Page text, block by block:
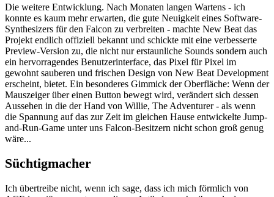
Die weitere Entwicklung. Nach Monaten langen Wartens - ich
konnte es kaum mehr erwarten, die gute Neuigkeit eines Software-
Synthesizers für den Falcon zu verbreiten - machte New Beat das
Projekt endlich offiziell bekannt und schickte mit eine verbesserte
Preview-Version zu, die nicht nur erstaunliche Sounds sondern auch
ein hervorragendes Benutzerinterface, das Pixel für Pixel im
gewohnt sauberen und frischen Design von New Beat Development
erscheint, bietet. Ein besonderes Gimmick der Oberfläche: Wenn der
Mauszeiger über einen Button bewegt wird, verändert sich dessen
Aussehen in die der Hand von Willie, The Adventurer - als wenn
die Spannung auf das zur Zeit im gleichen Hause entwickelte Jump-
and-Run-Game unter uns Falcon-Besitzern nicht schon groß genug
wäre...
Süchtigmacher
Ich übertreibe nicht, wenn ich sage, dass ich mich förmlich von